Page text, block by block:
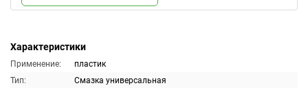
Характеристики
Применение:
пластик
Тип:
Смазка универсальная